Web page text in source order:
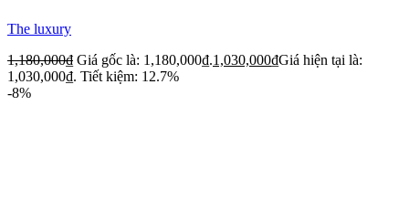
The luxury
1,180,000₫ Giá gốc là: 1,180,000₫.1,030,000₫Giá hiện tại là:
1,030,000₫. Tiết kiệm: 12.7%
-8%